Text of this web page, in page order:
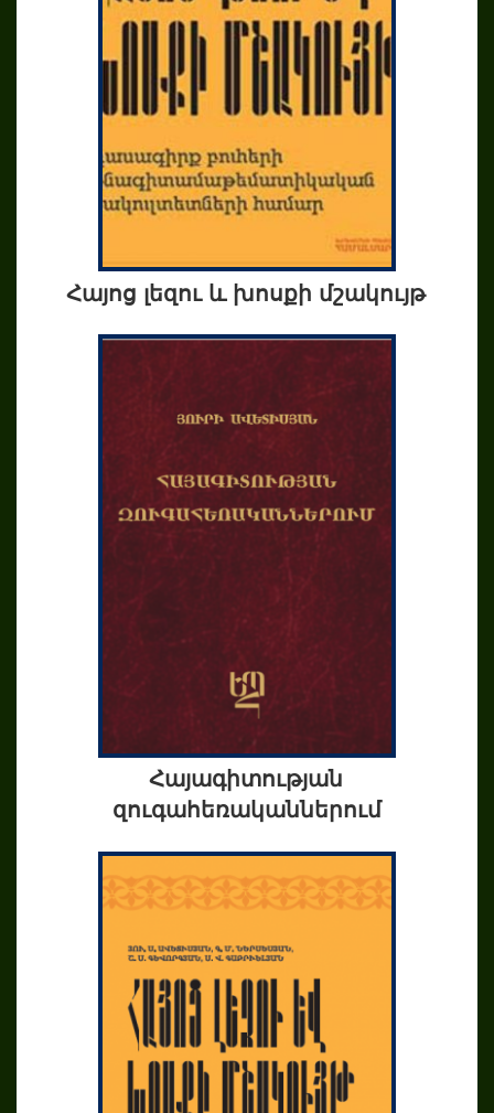
Հայոց լեզու և խոսքի մշակույթ
Հայագիտության
զուգահեռականներում